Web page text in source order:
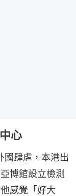
心
國肆虐，本港出
博館設立檢測
感覺「好大